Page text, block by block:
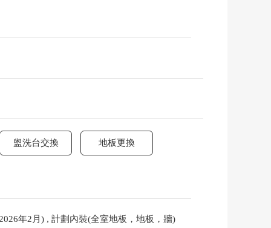
盥洗台交換 地板更換
年2月) , 計劃內裝(全室地板，地板，牆)